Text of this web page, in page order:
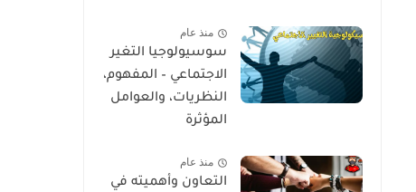
منذ عام
سوسيولوجيا التغير
الاجتماعي – المفهوم،
النظريات، والعوامل
المؤثرة
منذ عام
التعاون وأهميته في